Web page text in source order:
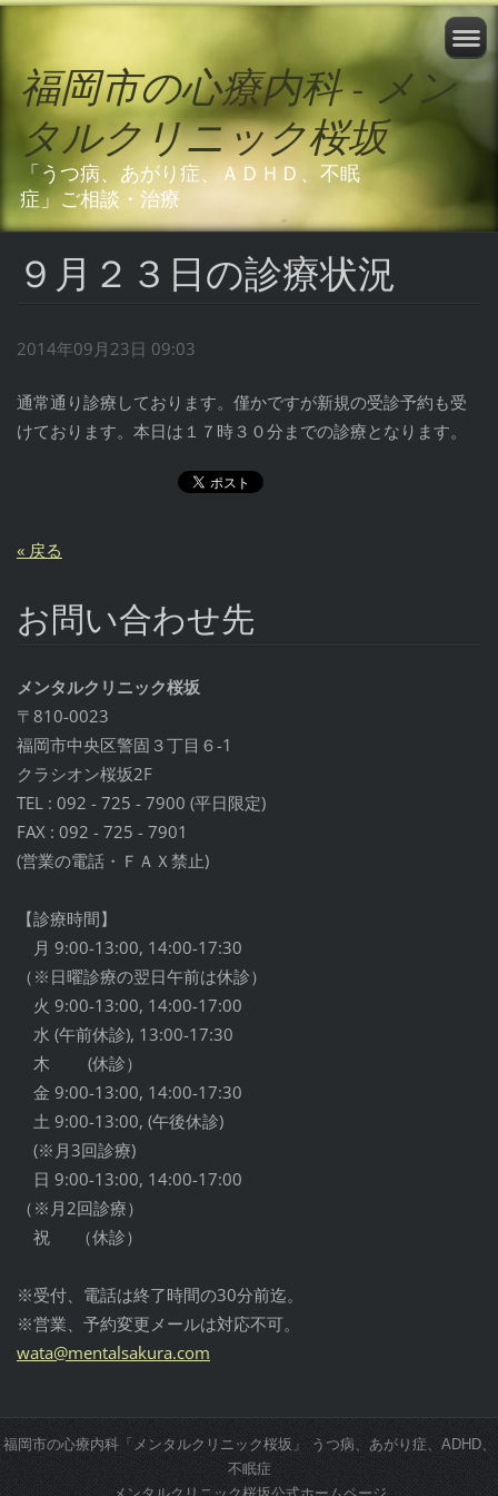
福岡市の心療内科 - メン
タルクリニック桜坂
「うつ病、あがり症、ＡＤＨＤ、不眠
症」ご相談・治療
９月２３日の診療状況
2014年09月23日 09:03
通常通り診療しております。僅かですが新規の受診予約も受
けております。本日は１７時３０分までの診療となります。
« 戻る
お問い合わせ先
メンタルクリニック桜坂
〒810-0023
福岡市中央区警固３丁目６-1
クラシオン桜坂2F
TEL : 092 - 725 - 7900 (平日限定)
FAX : 092 - 725 - 7901
(営業の電話・ＦＡＸ禁止)
【診療時間】
月 9:00-13:00, 14:00-17:30
（※日曜診療の翌日午前は休診）
火 9:00-13:00, 14:00-17:00
水 (午前休診), 13:00-17:30
木 (休診）
金 9:00-13:00, 14:00-17:30
土 9:00-13:00, (午後休診)
(※月3回診療)
日 9:00-13:00, 14:00-17:00
（※月2回診療）
祝 （休診）
※受付、電話は終了時間の30分前迄。
※営業、予約変更メールは対応不可。
wata@mentalsakura.com
福岡市の心療内科「メンタルクリニック桜坂」 うつ病、あがり症、ADHD、
不眠症